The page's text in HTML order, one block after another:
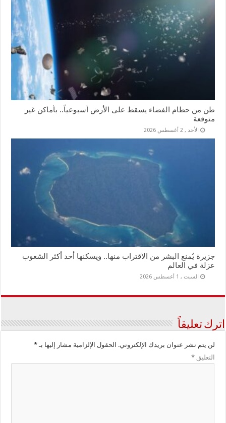
طن من حطام الفضاء يسقط على الأرض أسبوعياً.. بأماكن غير
متوقعة
الأحد , 2 أغسطس 2026
جزيرة يُمنع البشر من الاقتراب منها.. ويسكنها أحد أكثر الشعوب
عزلة في العالم
السبت , 1 أغسطس 2026
اترك تعليقاً
لن يتم نشر عنوان بريدك الإلكتروني. الحقول الإلزامية مشار إليها بـ*
التعليق*